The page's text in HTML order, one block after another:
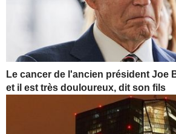
Le cancer de l'ancien président Joe
et il est très douloureux, dit son fils